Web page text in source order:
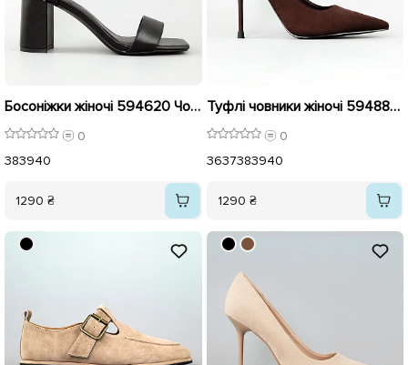
Босоніжки жіночі 594620 Чорні
0
383940
1290 ₴
Туфлі човники жіночі 594886 Коричневі
0
3637383940
1290 ₴